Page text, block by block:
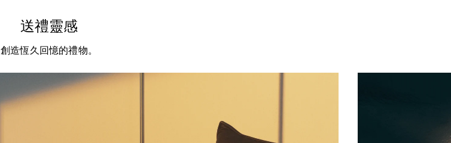
送禮靈感
創造恆久回憶的禮物。